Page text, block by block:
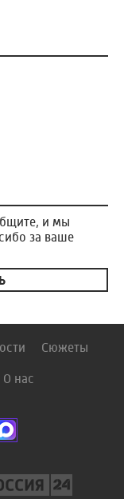
и мы
за ваше
Сюжеты
О нас